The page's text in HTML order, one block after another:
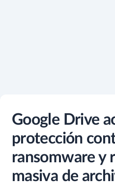
Google Drive
protección
ransomware y
masiva de